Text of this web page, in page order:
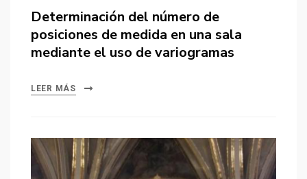
Determinación del número de
posiciones de medida en una sala
mediante el uso de variogramas
LEER MÁS